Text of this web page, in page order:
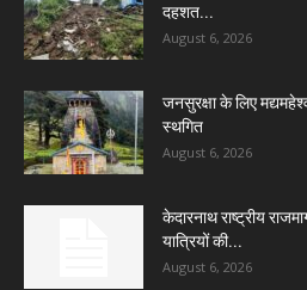
दहशत...
August 6, 2026
जनसुरक्षा के लिए
स्थगित
August 6, 2026
केदारनाथ राष्ट्रीय
यात्रियों की...
August 6, 2026